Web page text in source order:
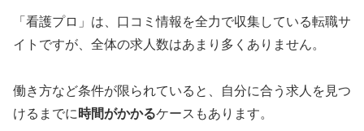
「看護プロ」は、口コミ情報を全力で収集している転職サ
イトですが、全体の求人数はあまり多くありません。
働き方など条件が限られていると、自分に合う求人を見つ
けるまでに 時間がかかるケースもあります。